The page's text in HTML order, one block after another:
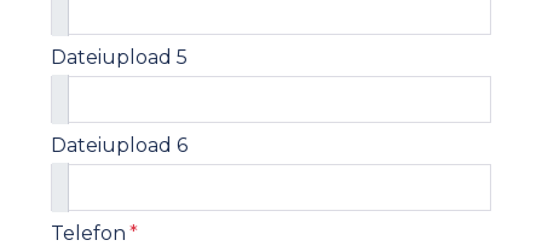
Dateiupload 5
Dateiupload 6
Telefon *